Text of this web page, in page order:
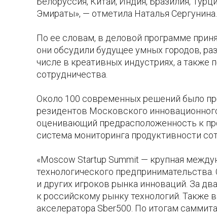
Эмираты», — отметила Наталья Сергунина.
По ее словам, в деловой программе
они обсудили будущее умных городов,
числе в креативных индустриях, а
сотрудничества.
Около 100 современных решений было
резидентов Московского
оценивающий предрасположенность к
система мониторинга продуктивности
«Moscow Startup Summit — крупная
технологического
и других игроков рынка инноваций. За
к российскому рынку технологий.
акселератора Sber500. По итогам